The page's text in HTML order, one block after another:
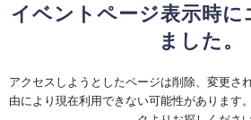
イベントページ表示時に
ました。
アクセスしようとしたページは削除、変更さ
由により現在利用できない可能性があります